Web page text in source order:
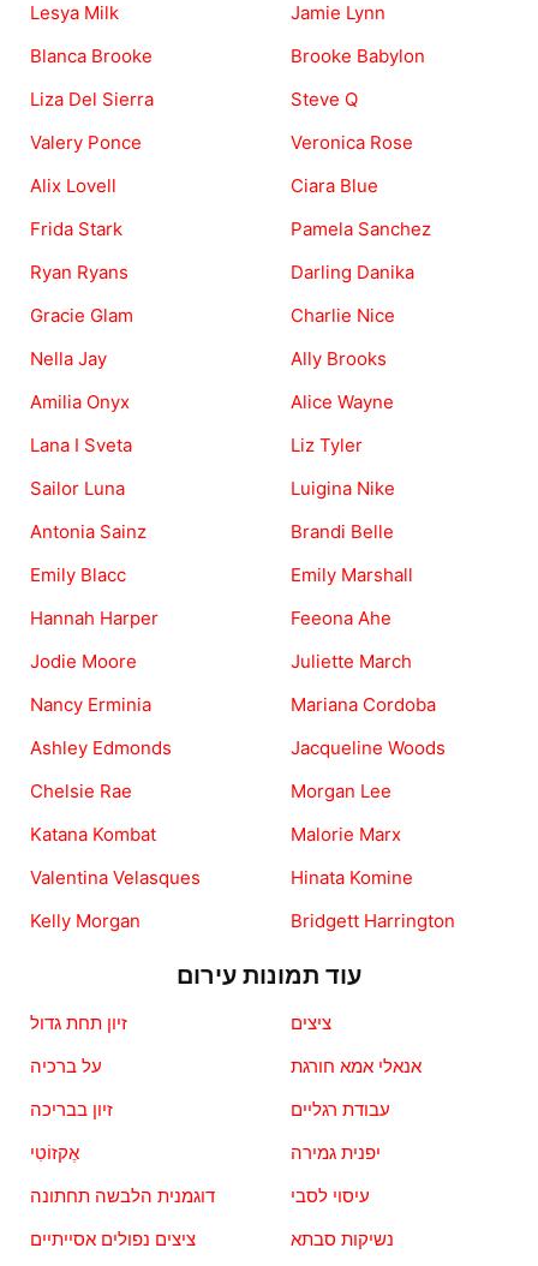
Lesya Milk
Blanca Brooke
Liza Del Sierra
Valery Ponce
Alix Lovell
Frida Stark
Ryan Ryans
Gracie Glam
Nella Jay
Amilia Onyx
Lana I Sveta
Sailor Luna
Antonia Sainz
Emily Blacc
Hannah Harper
Jodie Moore
Nancy Erminia
Ashley Edmonds
Chelsie Rae
Katana Kombat
Valentina Velasques
Kelly Morgan
Jamie Lynn
Brooke Babylon
Steve Q
Veronica Rose
Ciara Blue
Pamela Sanchez
Darling Danika
Charlie Nice
Ally Brooks
Alice Wayne
Liz Tyler
Luigina Nike
Brandi Belle
Emily Marshall
Feeona Ahe
Juliette March
Mariana Cordoba
Jacqueline Woods
Morgan Lee
Malorie Marx
Hinata Komine
Bridgett Harrington
עוד תמונות עירום
זיון תחת גדול
על ברכיה
זיון בבריכה
אֶקזוֹטִי
דוגמנית הלבשה תחתונה
ציצים נפולים אסייתיים
ציצים
אנאלי אמא חורגת
עבודת רגליים
יפנית גמירה
עיסוי לסבי
נשיקות סבתא